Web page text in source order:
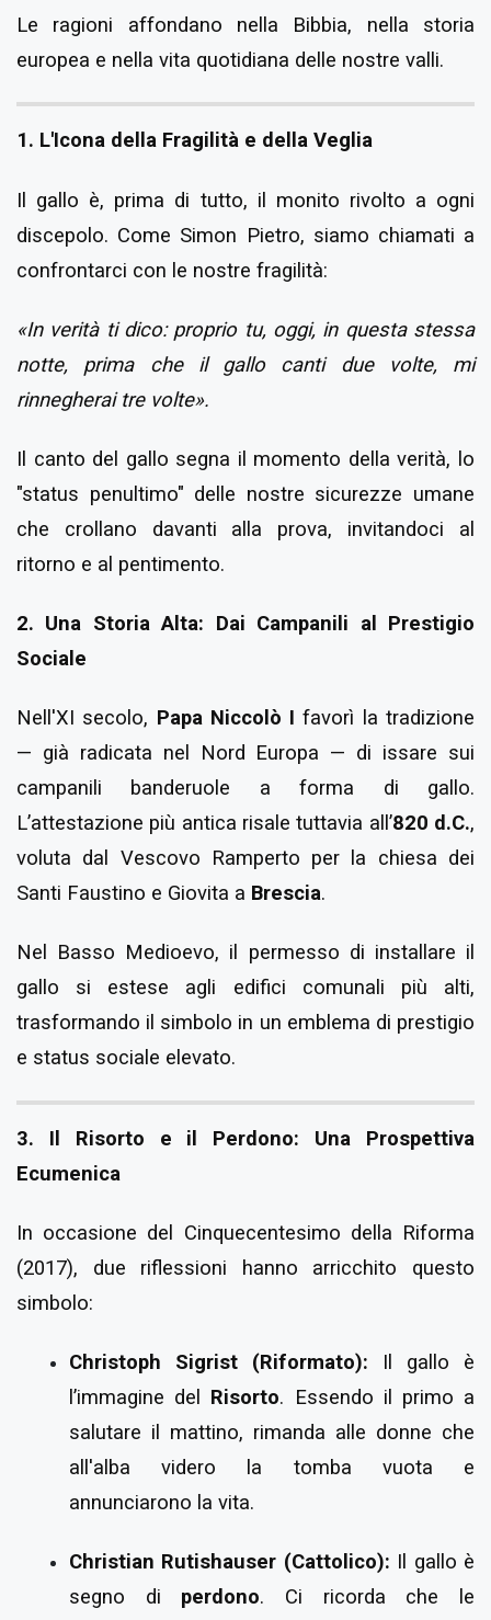
Le ragioni affondano nella Bibbia, nella storia
europea e nella vita quotidiana delle nostre valli.
1. L'Icona della Fragilità e della Veglia
Il gallo è, prima di tutto, il monito rivolto a ogni
discepolo. Come Simon Pietro, siamo chiamati a
confrontarci con le nostre fragilità:
«In verità ti dico: proprio tu, oggi, in questa stessa
notte, prima che il gallo canti due volte, mi
rinnegherai tre volte».
Il canto del gallo segna il momento della verità, lo
"status penultimo" delle nostre sicurezze umane
che crollano davanti alla prova, invitandoci al
ritorno e al pentimento.
2. Una Storia Alta: Dai Campanili al Prestigio
Sociale
Nell'XI secolo, Papa Niccolò I favorì la tradizione
— già radicata nel Nord Europa — di issare sui
campanili banderuole a forma di gallo.
L’attestazione più antica risale tuttavia all’820 d.C.,
voluta dal Vescovo Ramperto per la chiesa dei
Santi Faustino e Giovita a Brescia.
Nel Basso Medioevo, il permesso di installare il
gallo si estese agli edifici comunali più alti,
trasformando il simbolo in un emblema di prestigio
e status sociale elevato.
3. Il Risorto e il Perdono: Una Prospettiva
Ecumenica
In occasione del Cinquecentesimo della Riforma
(2017), due riflessioni hanno arricchito questo
simbolo:
Christoph Sigrist (Riformato): Il gallo è
l’immagine del Risorto. Essendo il primo a
salutare il mattino, rimanda alle donne che
all'alba videro la tomba vuota e
annunciarono la vita.
Christian Rutishauser (Cattolico): Il gallo è
segno di perdono. Ci ricorda che le